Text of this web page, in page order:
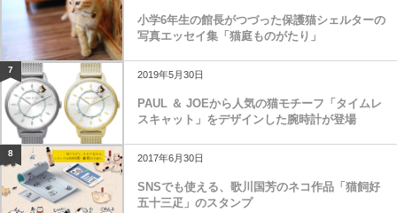
小学6年生の館長がつづった保護猫シェルターの
写真エッセイ集「猫庭ものがたり」
7 2019年5月30日
PAUL ＆ JOEから人気の猫モチーフ「タイムレ
スキャット」をデザインした腕時計が登場
8 2017年6月30日
SNSでも使える、歌川国芳のネコ作品「猫飼好
五十三疋」のスタンプ